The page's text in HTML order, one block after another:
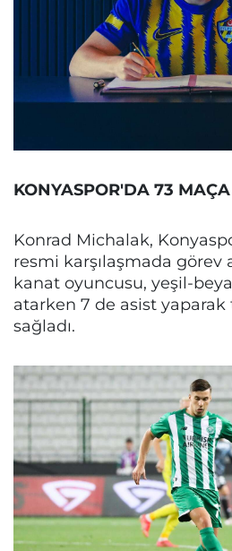
KONYASPOR'DA 73
Konrad Michalak,
resmi karşılaşmada görev
kanat oyuncusu, yeşil-
atarken 7 de asist yaparak
sağladı.